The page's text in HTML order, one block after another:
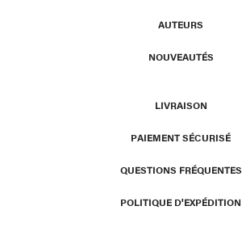
AUTEURS
NOUVEAUTÉS
LIVRAISON
PAIEMENT SÉCURISÉ
QUESTIONS FRÉQUENTES
POLITIQUE D'EXPÉDITION